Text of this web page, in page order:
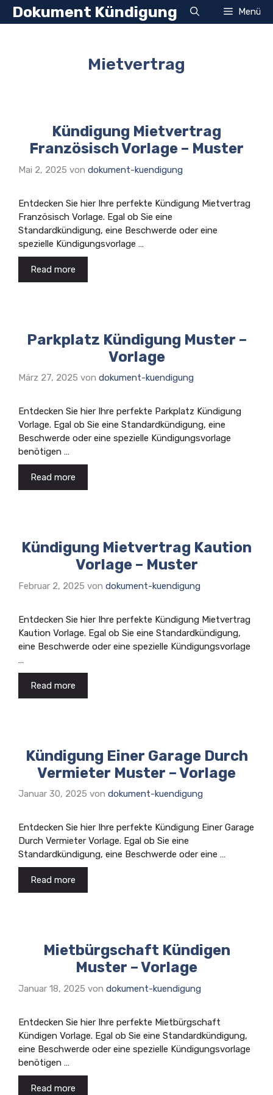
Zum
InhaltDokument Kündigung Menü
Mietvertrag
Kündigung Mietvertrag
Französisch Vorlage – Muster
Mai 2, 2025 von dokument-kuendigung
Entdecken Sie hier Ihre perfekte Kündigung Mietvertrag
Französisch Vorlage. Egal ob Sie eine
Standardkündigung, eine Beschwerde oder eine
spezielle Kündigungsvorlage …
Read more
Parkplatz Kündigung Muster –
Vorlage
März 27, 2025 von dokument-kuendigung
Entdecken Sie hier Ihre perfekte Parkplatz Kündigung
Vorlage. Egal ob Sie eine Standardkündigung, eine
Beschwerde oder eine spezielle Kündigungsvorlage
benötigen …
Read more
Kündigung Mietvertrag Kaution
Vorlage – Muster
Februar 2, 2025 von dokument-kuendigung
Entdecken Sie hier Ihre perfekte Kündigung Mietvertrag
Kaution Vorlage. Egal ob Sie eine Standardkündigung,
eine Beschwerde oder eine spezielle Kündigungsvorlage
…
Read more
Kündigung Einer Garage Durch
Vermieter Muster – Vorlage
Januar 30, 2025 von dokument-kuendigung
Entdecken Sie hier Ihre perfekte Kündigung Einer Garage
Durch Vermieter Vorlage. Egal ob Sie eine
Standardkündigung, eine Beschwerde oder eine …
Read more
Mietbürgschaft Kündigen
Muster – Vorlage
Januar 18, 2025 von dokument-kuendigung
Entdecken Sie hier Ihre perfekte Mietbürgschaft
Kündigen Vorlage. Egal ob Sie eine Standardkündigung,
eine Beschwerde oder eine spezielle Kündigungsvorlage
benötigen …
Read more